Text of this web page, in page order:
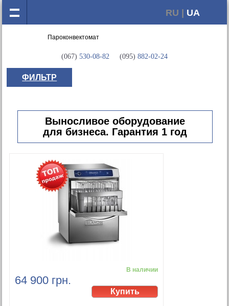
RU | UA
(067) 530-08-82 (095) 882-02-24
ФИЛЬТР
Выносливое оборудование
для бизнеса. Гарантия 1 год
64 900 грн.
В наличии